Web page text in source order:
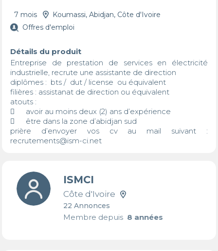
7 mois
Koumassi, Abidjan, Côte d'Ivoire
Offres d'emploi
Détails du produit
Entreprise de prestation de services en électricité
industrielle, recrute une assistante de direction
diplômes :  bts /  dut / license  ou équivalent
filières : assistanat de direction ou équivalent
atouts :
	avoir au moins deux (2) ans d’expérience
	être dans la zone d’abidjan sud
prière d’envoyer vos cv au mail suivant :
recrutements@ism-ci.net
ISMCI
Côte d'Ivoire
22 Annonces
Membre depuis8 années